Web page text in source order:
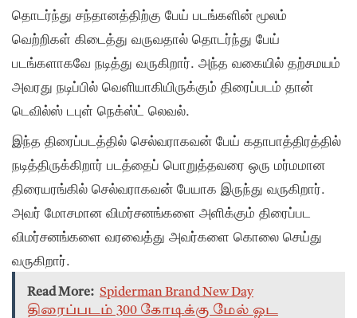
தொடர்ந்து சந்தானத்திற்கு பேய் படங்களின் மூலம்
வெற்றிகள் கிடைத்து வருவதால் தொடர்ந்து பேய்
படங்களாகவே நடித்து வருகிறார். அந்த வகையில் தற்சமயம்
அவரது நடிப்பில் வெளியாகியிருக்கும் திரைப்படம் தான்
டெவில்ஸ் டபுள் நெக்ஸ்ட் லெவல்.
இந்த திரைப்படத்தில் செல்வராகவன் பேய் கதாபாத்திரத்தில்
நடித்திருக்கிறார் படத்தைப் பொறுத்தவரை ஒரு மர்மமான
திரையரங்கில் செல்வராகவன் பேயாக இருந்து வருகிறார்.
அவர் மோசமான விமர்சனங்களை அளிக்கும் திரைப்பட
விமர்சனங்களை வரவைத்து அவர்களை கொலை செய்து
வருகிறார்.
Read More: Spiderman Brand New Day
திரைப்படம் 300 கோடிக்கு மேல் ஓட